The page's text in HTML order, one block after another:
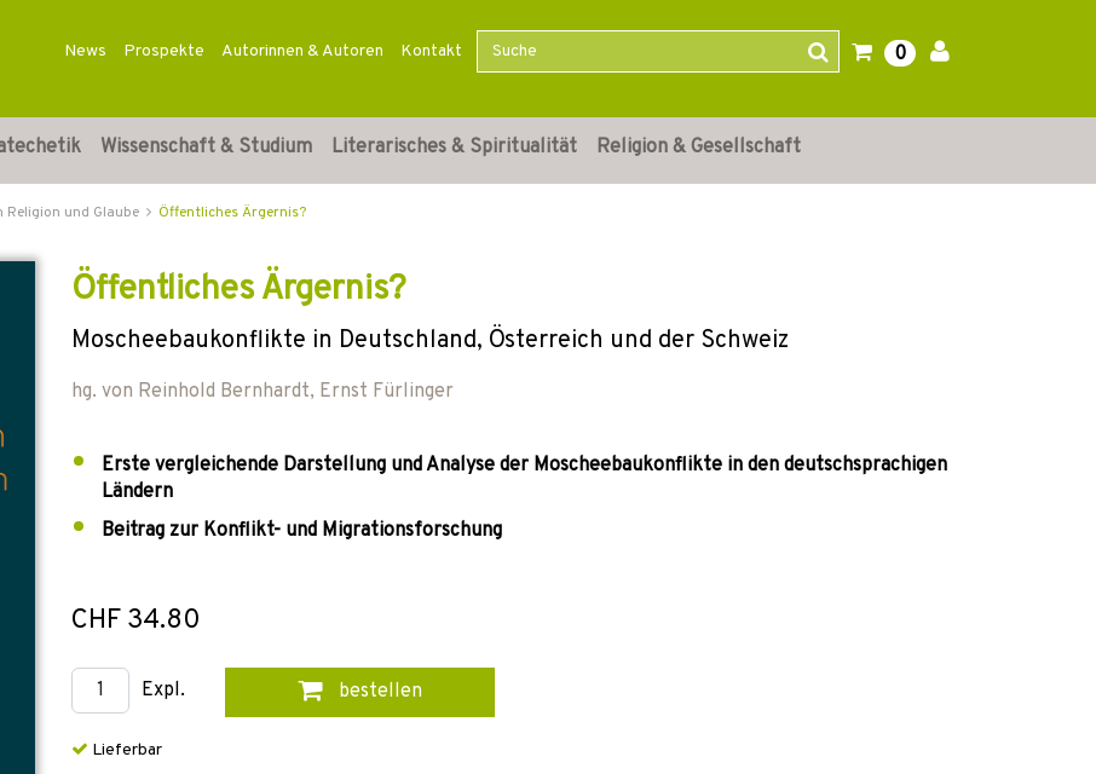
News Prospekte Autorinnen & Autoren Kontakt 0
Wissenschaft & Studium Literarisches & Spiritualität Religion & Gesellschaft
Religion und Glaube Öffentliches Ärgernis?
Öffentliches Ärgernis?
Moscheebaukonflikte in Deutschland, Österreich und der Schweiz
hg. von Reinhold Bernhardt, Ernst Fürlinger
Erste vergleichende Darstellung und Analyse der Moscheebaukonflikte in den deutschsprachigen
Ländern
Beitrag zur Konflikt- und Migrationsforschung
CHF 34.80
Expl. bestellen
Lieferbar